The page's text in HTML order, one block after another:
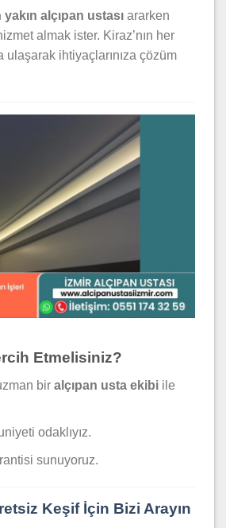
yakın alçıpan ustası ararken
almak ister. Kiraz’nın her
ulaşarak ihtiyaçlarınıza çözüm
Etmelisiniz?
bir alçıpan usta ekibiile
odaklıyız.
sunuyoruz.
Keşif İçin Bizi Arayın